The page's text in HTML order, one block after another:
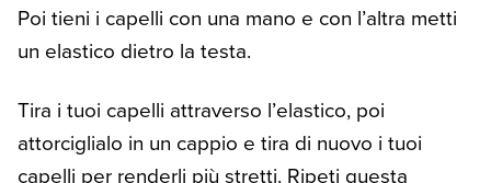
Poi tieni i capelli con una mano e con l’altra metti
un elastico dietro la testa.
Tira i tuoi capelli attraverso l’elastico, poi
attorciglialo in un cappio e tira di nuovo i tuoi
capelli per renderli più stretti. Ripeti questa